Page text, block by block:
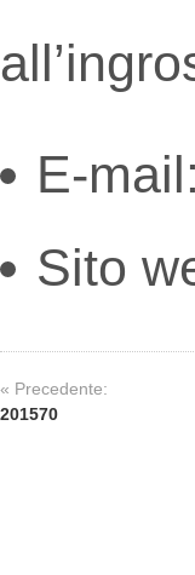
E-
Sito
« Precedente:
201570